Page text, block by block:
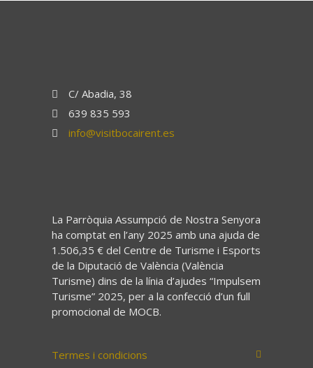
C/ Abadia, 38
639 835 593
info@visitbocairent.es
La Parròquia Assumpció de Nostra Senyora
ha comptat en l’any 2025 amb una ajuda de
1.506,35 € del Centre de Turisme i Esports
de la Diputació de València (València
Turisme) dins de la línia d’ajudes “Impulsem
Turisme” 2025, per a la confecció d’un full
promocional de MOCB.
Termes i condicions